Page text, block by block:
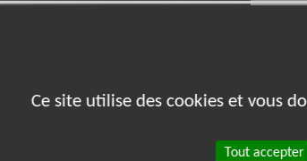
de chercheur d'emploi
Ce site utilise des cookies et vous
Tout accepter